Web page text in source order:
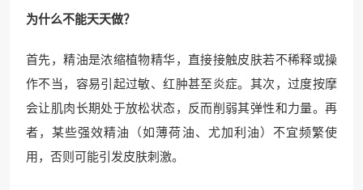
为什么不能天天做？
首先，精油是浓缩植物精华，直接接触皮肤若不稀释或操
作不当，容易引起过敏、红肿甚至炎症。其次，过度按摩
会让肌肉长期处于放松状态，反而削弱其弹性和力量。再
者，某些强效精油（如薄荷油、尤加利油）不宜频繁使
用，否则可能引发皮肤刺激。